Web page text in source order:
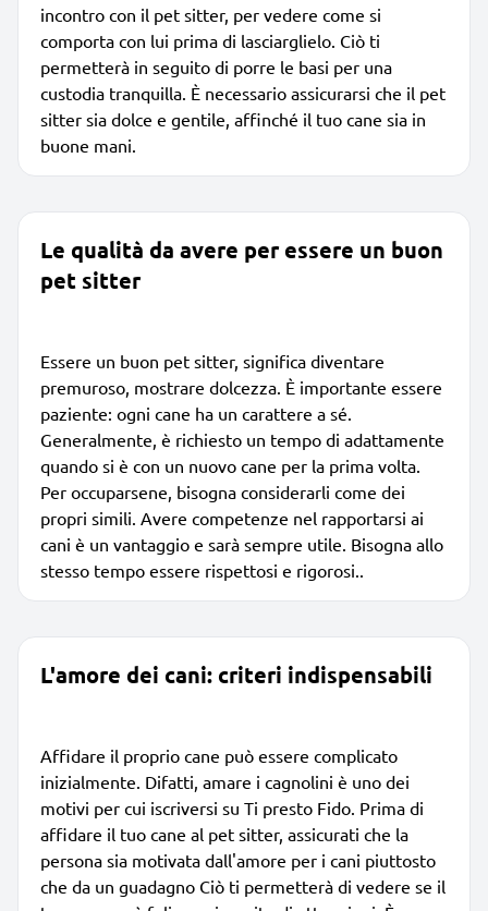
incontro con il pet sitter, per vedere come si
comporta con lui prima di lasciarglielo. Ciò ti
permetterà in seguito di porre le basi per una
custodia tranquilla. È necessario assicurarsi che il pet
sitter sia dolce e gentile, affinché il tuo cane sia in
buone mani.
Le qualità da avere per essere un buon
pet sitter
Essere un buon pet sitter, significa diventare
premuroso, mostrare dolcezza. È importante essere
paziente: ogni cane ha un carattere a sé.
Generalmente, è richiesto un tempo di adattamente
quando si è con un nuovo cane per la prima volta.
Per occuparsene, bisogna considerarli come dei
propri simili. Avere competenze nel rapportarsi ai
cani è un vantaggio e sarà sempre utile. Bisogna allo
stesso tempo essere rispettosi e rigorosi..
L'amore dei cani: criteri indispensabili
Affidare il proprio cane può essere complicato
inizialmente. Difatti, amare i cagnolini è uno dei
motivi per cui iscriversi su Ti presto Fido. Prima di
affidare il tuo cane al pet sitter, assicurati che la
persona sia motivata dall'amore per i cani piuttosto
che da un guadagno Ciò ti permetterà di vedere se il